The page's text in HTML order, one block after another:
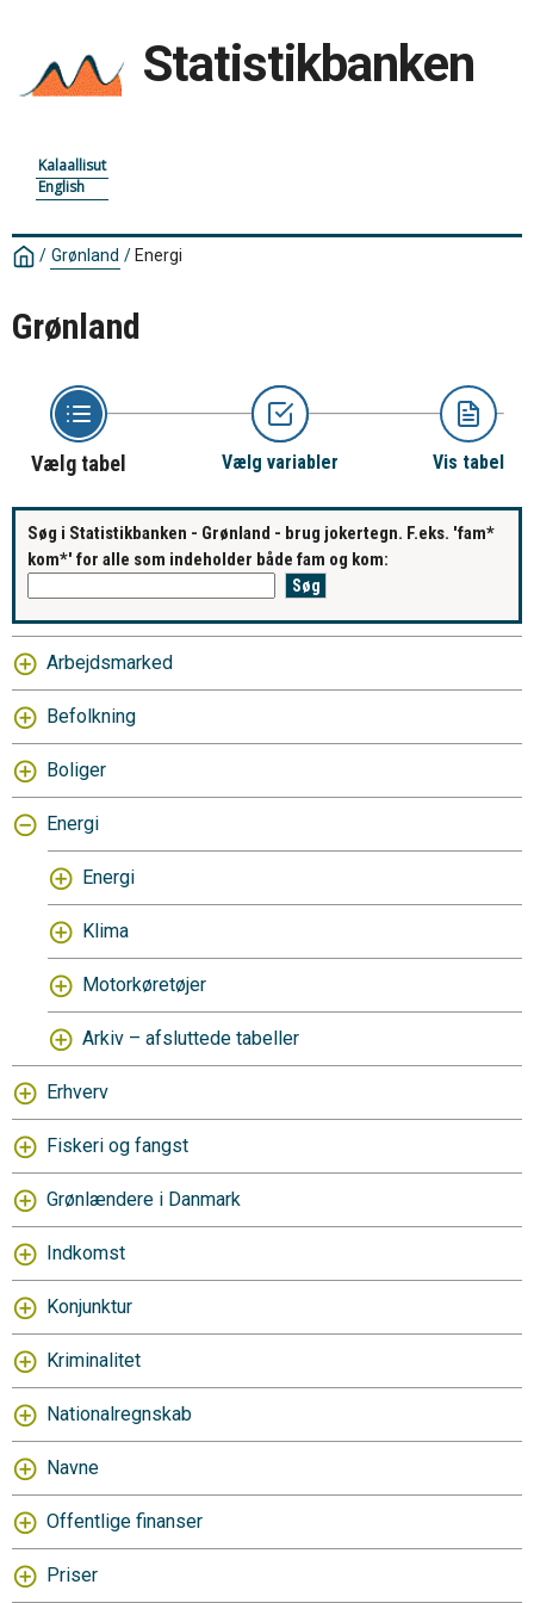
Statistikbanken
Kalaallisut
English
/ Grønland / Energi
Grønland
Vælg tabel Vælg variabler Vis tabel
Søg i Statistikbanken - Grønland - brug jokertegn. F.eks. 'fam*
kom*' for alle som indeholder både fam og kom:
Arbejdsmarked
Befolkning
Boliger
Energi
Energi
Klima
Motorkøretøjer
Arkiv – afsluttede tabeller
Erhverv
Fiskeri og fangst
Grønlændere i Danmark
Indkomst
Konjunktur
Kriminalitet
Nationalregnskab
Navne
Offentlige finanser
Priser